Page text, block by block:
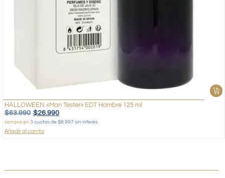
HALLOWEEN «Man Tester» EDT Hombre 125 ml
$63.990 $26.990
compra en 3 cuotas de $8.997 sin interés
Añadir al carrito